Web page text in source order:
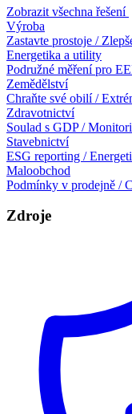
Zobrazit všechna řešení
Výroba
Zastavte prostoje /
Energetika a utility
Podružné měření pro
Zemědělství
Chraňte své obilí /
Zdravotnictví
Soulad s GDP /
Stavebnictví
ESG reporting /
Maloobchod
Podmínky v prodejně /
Zdroje